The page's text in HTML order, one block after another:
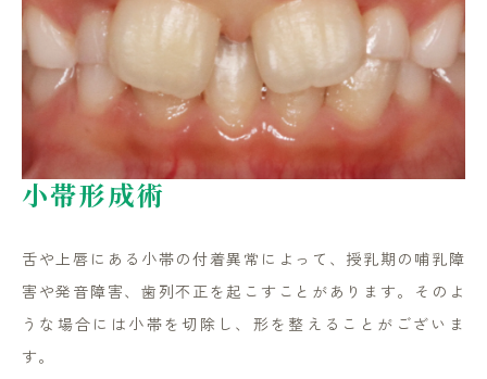
小帯形成術
舌や上唇にある小帯の付着異常によって、授乳期の哺乳障
害や発音障害、歯列不正を起こすことがあります。そのよ
うな場合には小帯を切除し、形を整えることがございま
す。